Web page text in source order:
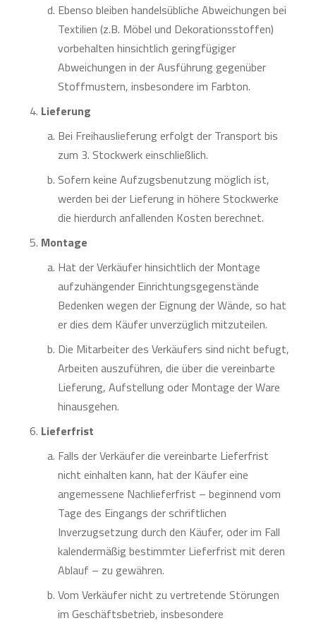
Ebenso bleiben handelsübliche Abweichungen bei
Textilien (z.B. Möbel und Dekorationsstoffen)
vorbehalten hinsichtlich geringfügiger
Abweichungen in der Ausführung gegenüber
Stoffmustern, insbesondere im Farbton.
Lieferung
Bei Freihauslieferung erfolgt der Transport bis
zum 3. Stockwerk einschließlich.
Sofern keine Aufzugsbenutzung möglich ist,
werden bei der Lieferung in höhere Stockwerke
die hierdurch anfallenden Kosten berechnet.
Montage
Hat der Verkäufer hinsichtlich der Montage
aufzuhängender Einrichtungsgegenstände
Bedenken wegen der Eignung der Wände, so hat
er dies dem Käufer unverzüglich mitzuteilen.
Die Mitarbeiter des Verkäufers sind nicht befugt,
Arbeiten auszuführen, die über die vereinbarte
Lieferung, Aufstellung oder Montage der Ware
hinausgehen.
Lieferfrist
Falls der Verkäufer die vereinbarte Lieferfrist
nicht einhalten kann, hat der Käufer eine
angemessene Nachlieferfrist – beginnend vom
Tage des Eingangs der schriftlichen
Inverzugsetzung durch den Käufer, oder im Fall
kalendermäßig bestimmter Lieferfrist mit deren
Ablauf – zu gewähren.
Vom Verkäufer nicht zu vertretende Störungen
im Geschäftsbetrieb, insbesondere